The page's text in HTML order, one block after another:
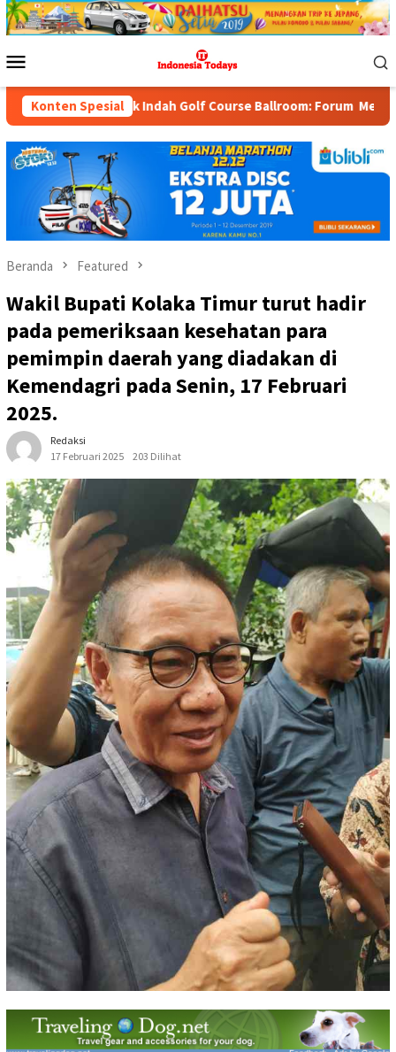
Loncat
ke
Mobile
Konten Spesial
Indah Golf Course Ballroom: Forum Mempertemukan
Beranda Featured
Wakil Bupati Kolaka Timur turut hadir
pada pemeriksaan kesehatan para
pemimpin daerah yang diadakan di
Kemendagri pada Senin, 17 Februari
2025.
Redaksi
17 Februari 2025
203 Dilihat